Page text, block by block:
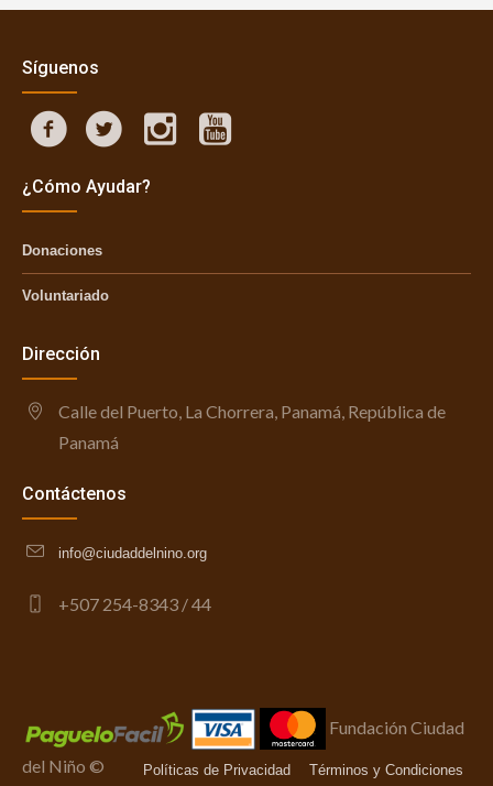
Síguenos
¿Cómo Ayudar?
Donaciones
Voluntariado
Dirección
Calle del Puerto, La Chorrera, Panamá, República de
Panamá
Contáctenos
info@ciudaddelnino.org
+507 254-8343 / 44
Políticas de Privacidad Términos y Condiciones
Fundación Ciudad
del Niño ©